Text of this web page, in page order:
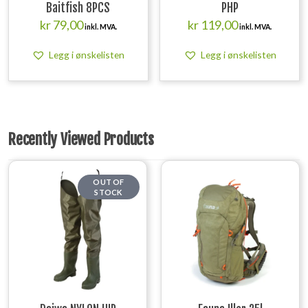
Baitfish 8PCS
kr79,00inkl. MVA.
Legg i ønskelisten
PHP
kr 119,00inkl. MVA.
Legg i ønskelisten
Recently Viewed Products
OUT OF
STOCK